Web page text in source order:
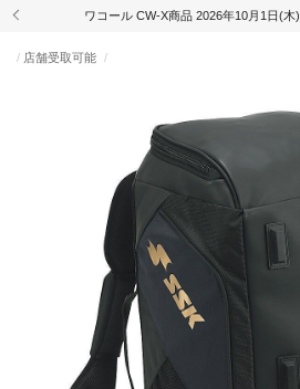
ワコール CW-X商品 2026年10月1日(
店舗受取可能